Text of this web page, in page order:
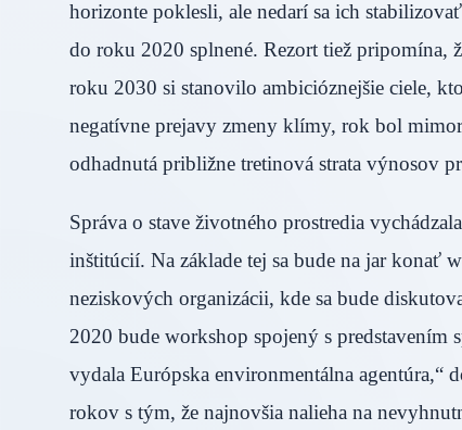
horizonte poklesli, ale nedarí sa ich
do roku 2020 splnené. Rezort tiež pripomína,
roku 2030 si stanovilo ambicióznejšie ciele,
negatívne prejavy zmeny klímy, rok bol
odhadnutá približne tretinová strata
Správa o stave životného prostredia
inštitúcií. Na základe tej sa bude na jar konať
neziskových organizácii, kde sa bude
2020 bude workshop spojený s predstavením
vydala Európska environmentálna agentúra,“
rokov s tým, že najnovšia nalieha na